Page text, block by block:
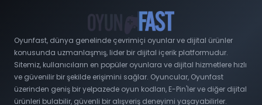
Oyunfast, dünya genelinde çevrimiçi oyunlar ve dijital ürünler
konusunda uzmanlaşmış, lider bir dijital içerik platformudur.
Sitemiz, kullanıcıların en popüler oyunlara ve dijital hizmetlere hızlı
ve güvenilir bir şekilde erişimini sağlar. Oyuncular, Oyunfast
üzerinden geniş bir yelpazede oyun kodları, E-Pin'ler ve diğer dijital
ürünleri bulabilir, güvenli bir alışveriş deneyimi yaşayabilirler.